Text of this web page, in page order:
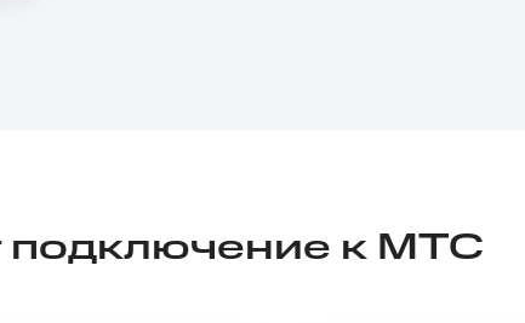
подключение к МТС